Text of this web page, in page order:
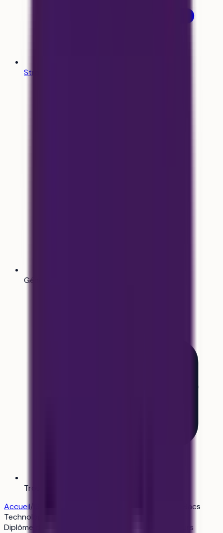
Stratégie de vœux
Générateur de CV
Trouver mon alternance
Accueil/
Formation d'ingénieur Bac + 5 - Bacs
Technologiques
Diplôme d'ingénieur
Sur concours